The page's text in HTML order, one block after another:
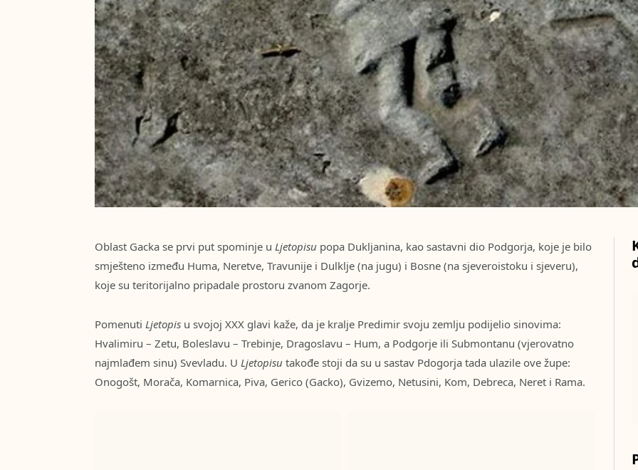
Oblast Gacka se prvi put spominje u Ljetopisu popa Dukljanina, kao sastavni dio Podgorja, koje je bilo
smješteno između Huma, Neretve, Travunije i Dulklje (na jugu) i Bosne (na sjeveroistoku i sjeveru),
koje su teritorijalno pripadale prostoru zvanom Zagorje.
Pomenuti Ljetopis u svojoj XXX glavi kaže, da je kralje Predimir svoju zemlju podijelio sinovima:
Hvalimiru – Zetu, Boleslavu – Trebinje, Dragoslavu – Hum, a Podgorje ili Submontanu (vjerovatno
najmlađem sinu) Svevladu. U Ljetopisu takođe stoji da su u sastav Pdogorja tada ulazile ove župe:
Onogošt, Morača, Komarnica, Piva, Gerico (Gacko), Gvizemo, Netusini, Kom, Debreca, Neret i Rama.